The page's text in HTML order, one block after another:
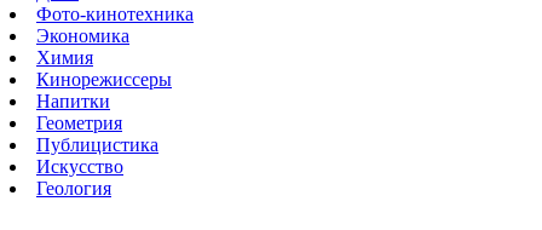
Фото-кинотехника
Экономика
Химия
Кинорежиссеры
Напитки
Геометрия
Публицистика
Искусство
Геология